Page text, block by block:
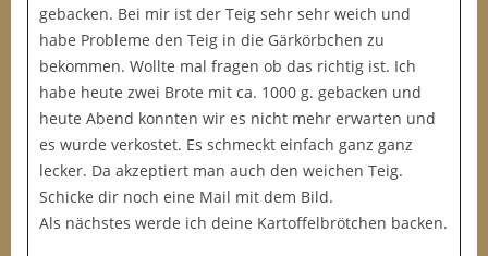
gebacken. Bei mir ist der Teig sehr sehr weich und
habe Probleme den Teig in die Gärkörbchen zu
bekommen. Wollte mal fragen ob das richtig ist. Ich
habe heute zwei Brote mit ca. 1000 g. gebacken und
heute Abend konnten wir es nicht mehr erwarten und
es wurde verkostet. Es schmeckt einfach ganz ganz
lecker. Da akzeptiert man auch den weichen Teig.
Schicke dir noch eine Mail mit dem Bild.
Als nächstes werde ich deine Kartoffelbrötchen backen.